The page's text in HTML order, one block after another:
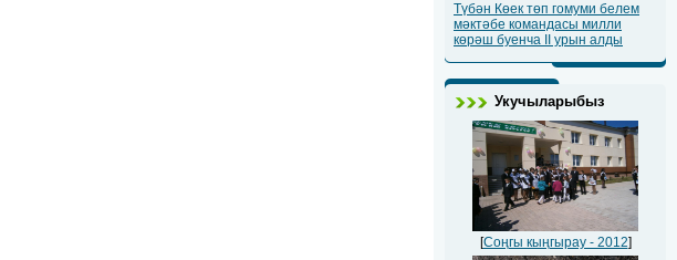
Түбән Көек төп гомуми белем
мәктәбе командасы милли
көрәш буенча II урын алды
Укучыларыбыз
[Соңгы кыңгырау - 2012]